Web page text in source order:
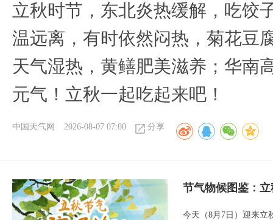
立秋时节，东北炎热缓解，吃饺
温远离，有时依然闷热，菊花豆
天气湿热，黄鳝肥美滋养；华南
元气！立秋一起吃起来吧！
中国天气网 2026-08-07 07:00 分享
节气物候图鉴：
今天（8月7日）迎来立